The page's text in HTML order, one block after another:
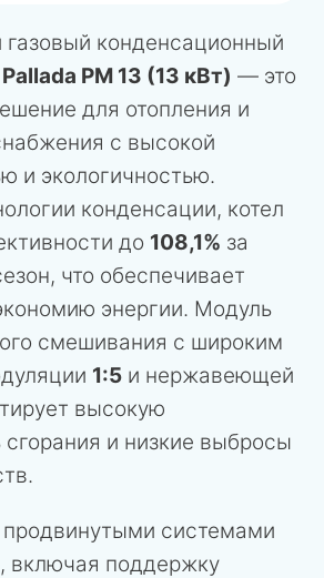
газовый конденсационный
PM 13 (13 кВт) — это
для отопления и
с высокой
и экологичностью.
конденсации, котел
до 108,1% за
что обеспечивает
энергии. Модуль
смешивания с широким
1:5 и нержавеющей
высокую
и низкие выбросы
системами
включая поддержку